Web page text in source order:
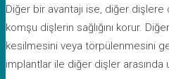
Diğer bir avantajı ise, diğer
komşu dişlerin sağlığını korur.
kesilmesini veya törpülenmesini
implantlar ile diğer dişler arasında